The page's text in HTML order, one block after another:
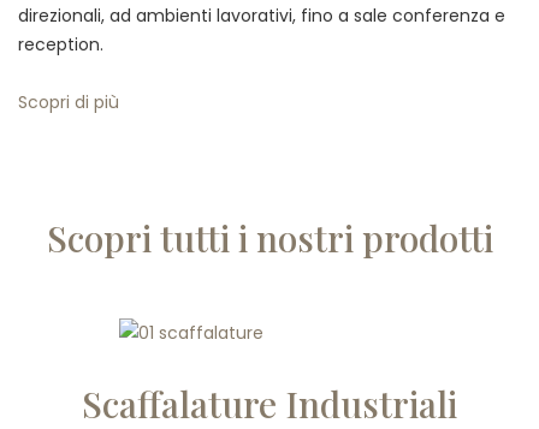
direzionali, ad ambienti lavorativi, fino a sale conferenza e
reception.
Scopri di più
Scopri tutti i nostri prodotti
Scaffalature Industriali